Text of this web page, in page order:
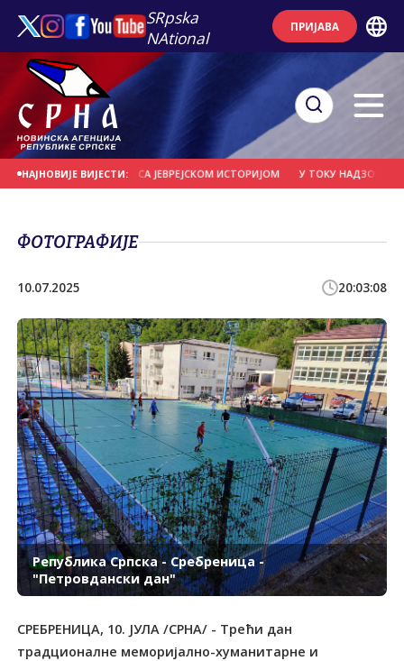
SRpska
NAtional
ПРИЈАВА
НАЈНОВИЈЕ ВИЈЕСТИ:
И СРПСКОГ НАРОДА СА ЈЕВРЕЈСКОМ ИСТОРИЈОМ У ТОКУ НАДЗОР
ФОТОГРАФИЈЕ
10.07.2025 20:03:08
Република Српска - Сребреница -
"Петровдански дан"
СРЕБРЕНИЦА, 10. ЈУЛА /СРНА/ - Трећи дан
традционалне меморијално-хуманитарне и